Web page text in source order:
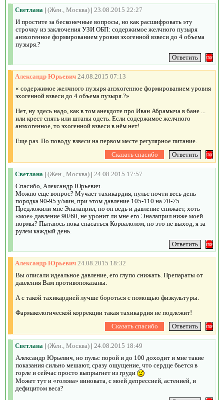
Светлана | (Жен., Москва) | 23.08.2015 22:27
И простите за бесконечные вопросы, но как расшифровать эту
строчку из заключения УЗИ ОБП: содержимое желчного пузыря
анэхогенное формированием уровня эхогенной взвеси до 4 объема
пузыря.?
Александр Юрьевич 24.08.2015 07:13
« содержимое желчного пузыря анэхогенное формированием уровня
эхогенной взвеси до 4 объема пузыря.?»
Нет, ну здесь надо, как в том анекдоте про Иван Абрамыча в бане ...
или крест снять или штаны одеть. Если содержимое желчного
анэхогенное, то эхогенной взвеси в нём нет!
Еще раз. По поводу взвеси на первом месте регулярное питание.
Светлана | (Жен., Москва) | 24.08.2015 17:57
Спасибо, Александр Юрьевич.
Можно еще вопрос? Мучает тахикардия, пульс почти весь день
порядка 90-95 у/мин, при этом давление 105-110 на 70-75.
Предложили мне Эналаприл, но он ведь и давление снижает, хоть
«мое» давление 90/60, не уронит ли мне его Эналаприл ниже моей
нормы? Пытаюсь пока спасаться Корвалолом, но это не выход, я за
рулем каждый день.
Александр Юрьевич 24.08.2015 18:32
Вы описали идеальное давление, его глупо снижать. Препараты от
давления Вам противопоказаны.
А с такой тахикардией лучше бороться с помощью физкультуры.
Фармакологической коррекции такая тахикардия не подлежит!
Светлана | (Жен., Москва) | 24.08.2015 18:49
Александр Юрьевич, но пульс порой и до 100 доходит и мне такие
показания сильно мешают, сразу ощущение, что сердце бьется в
горле и сейчас просто выпрыгнет из груди
Может тут и «голова» виновата, с моей депрессией, астенией, и
дефицитом веса?